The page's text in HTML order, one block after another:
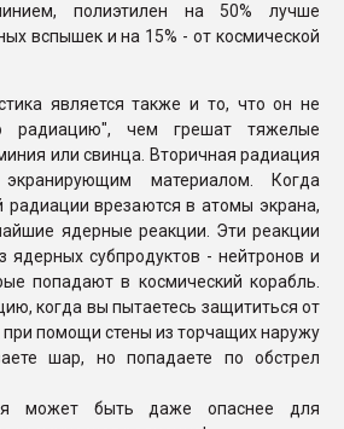
полиэтилен на 50% лучше
вспышек и на 15% - от космической
является также и то, что он не
радиацию", чем грешат тяжелые
или свинца. Вторичная радиация
материалом. Когда
радиации врезаются в атомы экрана,
ядерные реакции. Эти реакции
ядерных субпродуктов - нейтронов и
попадают в космический корабль.
когда вы пытаетесь защититься от
помощи стены из торчащих наружу
шар, но попадаете по обстрел
может быть даже опаснее для